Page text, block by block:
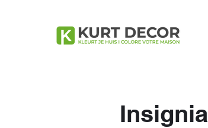
Insignia